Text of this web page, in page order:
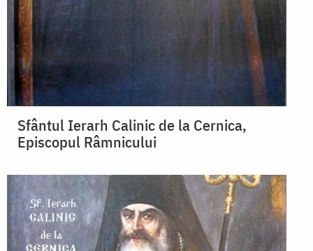
Sfântul Ierarh Calinic de la Cernica,
Episcopul Râmnicului